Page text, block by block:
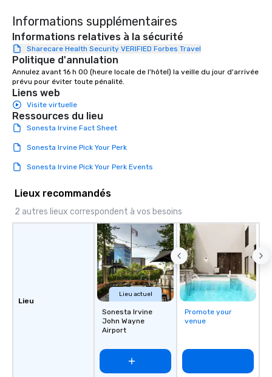
Informations supplémentaires
Informations relatives à la sécurité
Sharecare Health Security VERIFIED Forbes Travel
Politique d'annulation
Annulez avant 16 h 00 (heure locale de l'hôtel) la veille du jour d'arrivée
prévu pour éviter toute pénalité.
Liens web
Visite virtuelle
Ressources du lieu
Sonesta Irvine Fact Sheet
Sonesta Irvine Pick Your Perk
Sonesta Irvine Pick Your Perk Events
Lieux recommandés
2 autres lieux correspondent à vos besoins
Lieu
Lieu actuel
Sonesta Irvine
John Wayne
Airport
Promote your
venue